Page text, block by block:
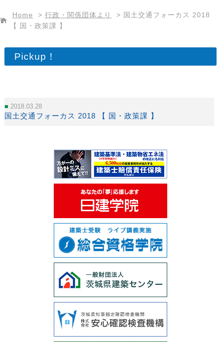
Home > 行政・関係団体より > 国土交通フォーカス 2018
【 国・政策課 】
Pickup！
2018.03.28
国土交通フォーカス 2018 【 国・政策課 】